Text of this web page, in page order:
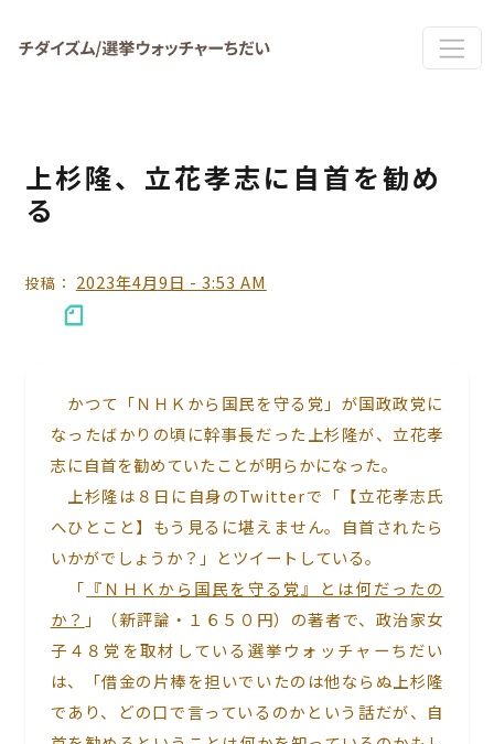
上杉隆、立花孝志に自首を勧め
る
投稿： 2023年4月9日 - 3:53 AM
かつて「ＮＨＫから国民を守る党」が国政政党に
なったばかりの頃に幹事長だった上杉隆が、立花孝
志に自首を勧めていたことが明らかになった。
上杉隆は８日に自身のTwitterで「【立花孝志氏
へひとこと】もう見るに堪えません。自首されたら
いかがでしょうか？」とツイートしている。
「 『ＮＨＫから国民を守る党』とは何だったの
か？ 」（新評論・１６５０円）の著者で、政治家女
子４８党を取材している選挙ウォッチャーちだい
は、「借金の片棒を担いでいたのは他ならぬ上杉隆
であり、どの口で言っているのかという話だが、自